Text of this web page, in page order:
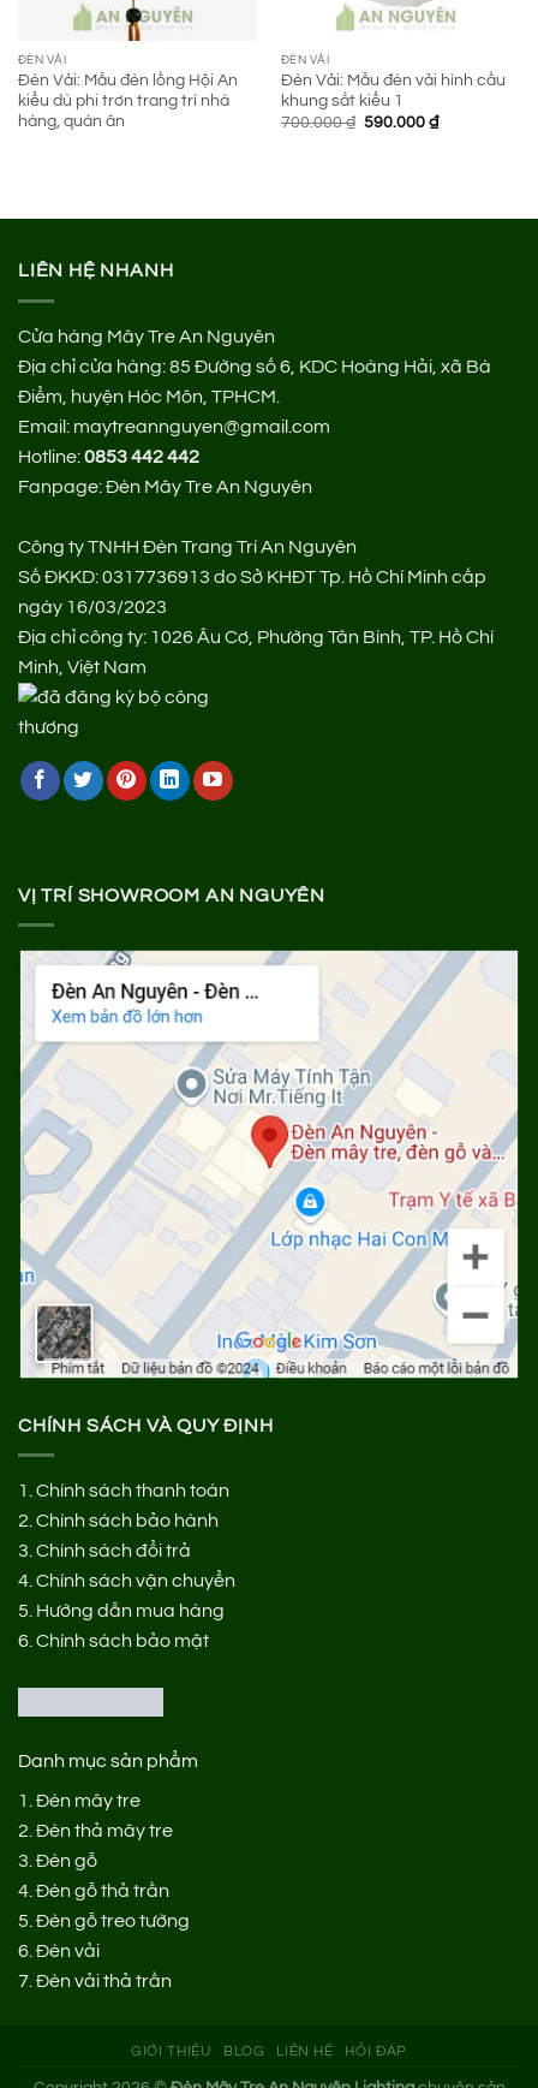
ĐÈN VẢI
Đèn Vải: Mẫu đèn lồng Hội An
kiểu dù phi trơn trang trí nhà
hàng, quán ăn
ĐÈN VẢI
Đèn Vải: Mẫu đèn vải hình cầu
khung sắt kiểu 1
700.000₫ Giá
590.000 ₫Giá
LIÊN HỆ NHANH
Cửa hàng Mây Tre An Nguyên
Địa chỉ cửa hàng:85 Đường số 6, KDC Hoàng Hải, xã Bà
Điểm, huyện Hóc Môn, TPHCM.
Email: maytreannguyen@gmail.com
Hotline:0853 442 442
Fanpage:Đèn Mây Tre An Nguyên
Công ty TNHH Đèn Trang Trí An Nguyên
Số ĐKKD: 0317736913 do Sở KHĐT Tp. Hồ Chí Minh cấp
ngày 16/03/2023
Địa chỉ công ty: 1026 Âu Cơ, Phường Tân Bình, TP. Hồ Chí
Minh, Việt Nam
VỊ TRÍ SHOWROOM AN NGUYÊN
CHÍNH SÁCH VÀ QUY ĐỊNH
1. Chính sách thanh toán
2. Chính sách bảo hành
3. Chính sách đổi trả
4. Chính sách vận chuyển
5. Hướng dẫn mua hàng
6. Chính sách bảo mật
Danh mục sản phẩm
1. Đèn mây tre
2. Đèn thả mây tre
3. Đèn gỗ
4. Đèn gỗ thả trần
5. Đèn gỗ treo tường
6. Đèn vải
7. Đèn vải thả trần
GIỚI THIỆU BLOG LIÊN HỆ HỎI ĐÁP